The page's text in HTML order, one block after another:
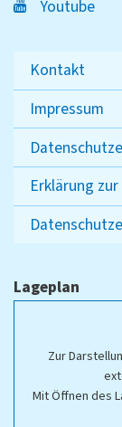
Youtube
Kontakt
Impressum
Erklärung
Lageplan
Zur
Mit Öffnen des